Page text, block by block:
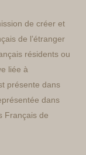
de créer et
de l’étranger
résidents ou
liée à
présente dans
dans
Français de